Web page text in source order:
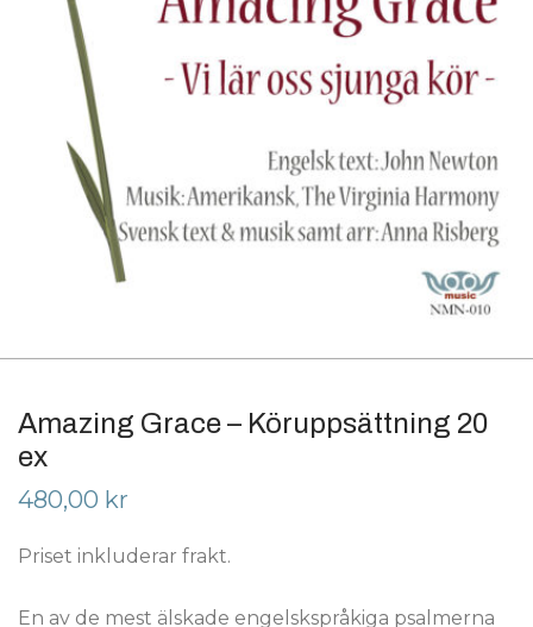
Amazing Grace – Köruppsättning 20
ex
480,00 kr
Priset inkluderar frakt.
En av de mest älskade engelskspråkiga psalmerna